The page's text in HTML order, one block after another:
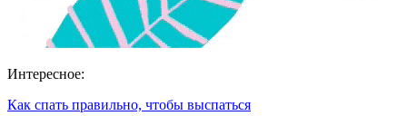
Интересное:
Как спать правильно, чтобы выспаться